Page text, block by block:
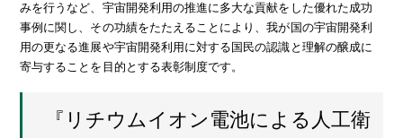
みを行うなど、宇宙開発利用の推進に多大な貢献をした優れた成功
事例に関し、その功績をたたえることにより、我が国の宇宙開発利
用の更なる進展や宇宙開発利用に対する国民の認識と理解の醸成に
寄与することを目的とする表彰制度です。
『リチウムイオン電池による人工衛